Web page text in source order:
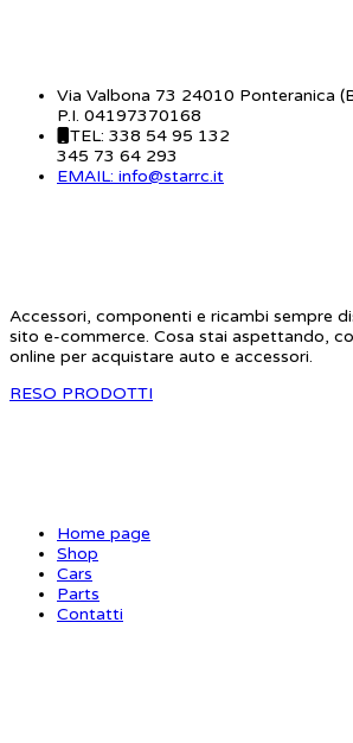
Via Valbona 73 24010 Ponteranica
P.I. 04197370168
TEL: 338 54 95 132
345 73 64 293
EMAIL: info@starrc.it
Accessori, componenti e ricambi sempre
sito e-commerce. Cosa stai aspettando,
online per acquistare auto e accessori.
RESO PRODOTTI
Home page
Shop
Cars
Parts
Contatti